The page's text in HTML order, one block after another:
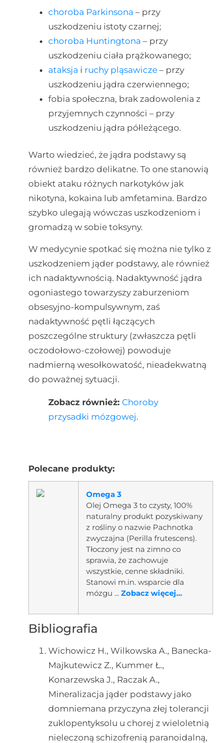
choroba Parkinsona – przy
uszkodzeniu istoty czarnej;
choroba Huntingtona – przy
uszkodzeniu ciała prążkowanego;
ataksja i ruchy pląsawicze– przy
uszkodzeniu jądra czerwiennego;
fobia społeczna, brak zadowolenia z
przyjemnych czynności – przy
uszkodzeniu jądra półleżącego.
Warto wiedzieć, że jądra podstawy są
również bardzo delikatne. To one stanowią
obiekt ataku różnych narkotyków jak
nikotyna, kokaina lub amfetamina. Bardzo
szybko ulegają wówczas uszkodzeniom i
gromadzą w sobie toksyny.
W medycynie spotkać się można nie tylko z
uszkodzeniem jąder podstawy, ale również
ich nadaktywnością. Nadaktywność jądra
ogoniastego towarzyszy zaburzeniom
obsesyjno-kompulsywnym, zaś
nadaktywność pętli łączących
poszczególne struktury (zwłaszcza pętli
oczodołowo-czołowej) powoduje
nadmierną wesołkowatość, nieadekwatną
do poważnej sytuacji.
Zobacz również: Choroby
przysadki mózgowej.
Polecane produkty:
Omega 3
Olej Omega 3 to czysty, 100%
naturalny produkt pozyskiwany
z rośliny o nazwie Pachnotka
zwyczajna (Perilla frutescens).
Tłoczony jest na zimno co
sprawia, że zachowuje
wszystkie, cenne składniki.
Stanowi m.in. wsparcie dla
mózgu ... Zobacz więcej...
Bibliografia
Wichowicz H., Wilkowska A., Banecka-
Majkutewicz Z., Kummer Ł.,
Konarzewska J., Raczak A.,
Mineralizacja jąder podstawy jako
domniemana przyczyna złej tolerancji
zuklopentyksolu u chorej z wieloletnią
nieleczoną schizofrenią paranoidalną,